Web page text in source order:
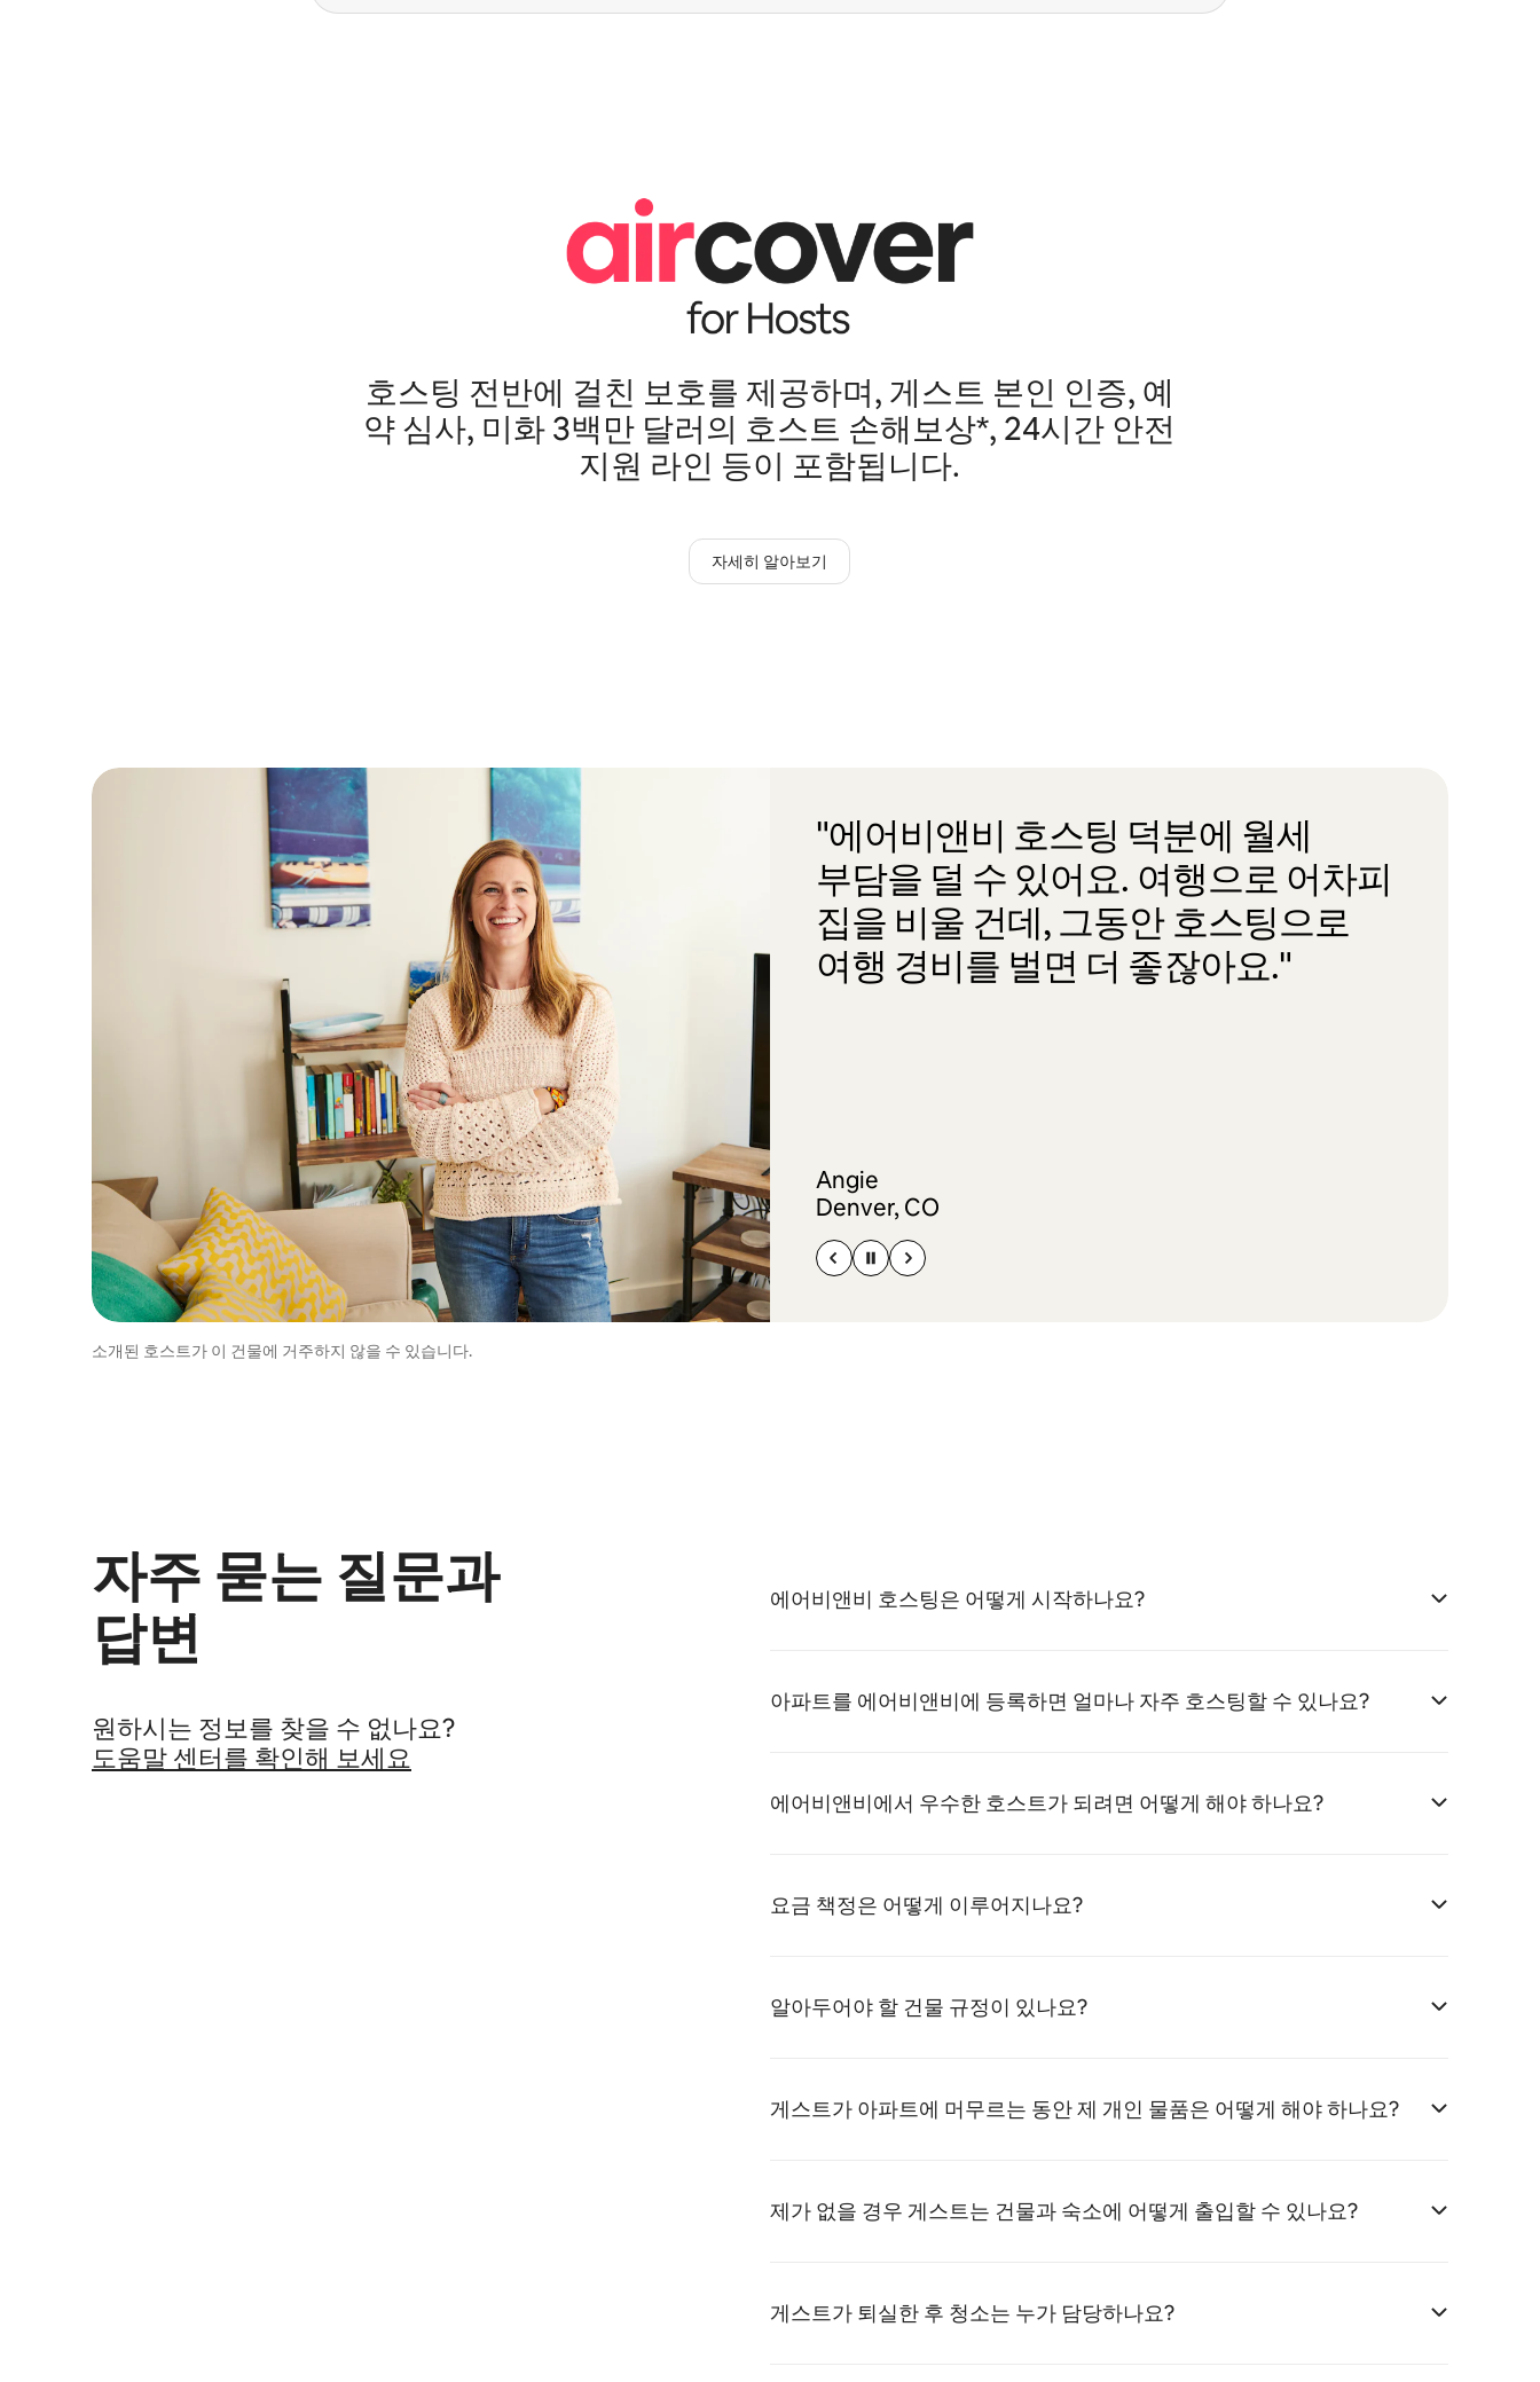
호스팅 전반에 걸친 보호를 제공하며, 게스트 본인 인증, 예
약 심사, 미화 3백만 달러의 호스트 손해보상*, 24시간 안전
지원 라인 등이 포함됩니다.
자세히 알아보기
"에어비앤비 호스팅 덕분에 월세
부담을 덜 수 있어요. 여행으로 어차피
집을 비울 건데, 그동안 호스팅으로
여행 경비를 벌면 더 좋잖아요."
Angie
Denver, CO
소개된 호스트가 이 건물에 거주하지 않을 수 있습니다.
자주 묻는 질문과
답변
원하시는 정보를 찾을 수 없나요?
도움말 센터를 확인해 보세요
에어비앤비 호스팅은 어떻게 시작하나요?
아파트를 에어비앤비에 등록하면 얼마나 자주 호스팅할 수 있나요?
에어비앤비에서 우수한 호스트가 되려면 어떻게 해야 하나요?
요금 책정은 어떻게 이루어지나요?
알아두어야 할 건물 규정이 있나요?
게스트가 아파트에 머무르는 동안 제 개인 물품은 어떻게 해야 하나요?
제가 없을 경우 게스트는 건물과 숙소에 어떻게 출입할 수 있나요?
게스트가 퇴실한 후 청소는 누가 담당하나요?